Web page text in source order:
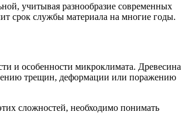
учитывая разнообразие современных
срок службы материала на многие годы.
и особенности микроклимата. Древесина
трещин, деформации или поражению
сложностей, необходимо понимать